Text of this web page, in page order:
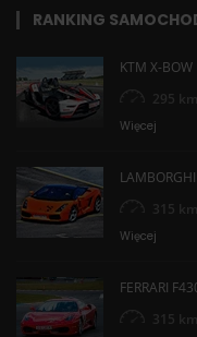
RANKING
KTM X-BOW
295
Więcej
315
Więcej
FERRARI
315